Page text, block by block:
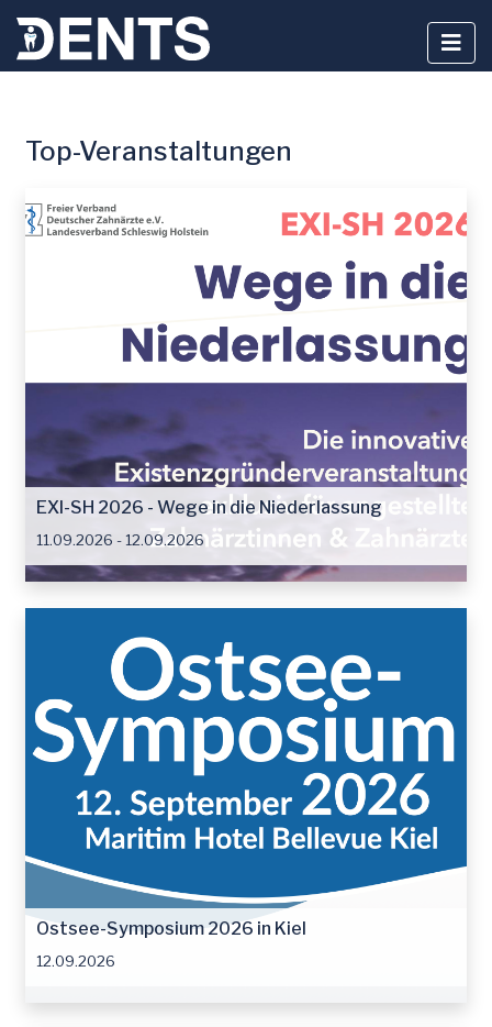
Zum
springen
Top-Veranstaltungen
EXI-SH 2026 - Wege in die Niederlassung
11.09.2026 - 12.09.2026
Ostsee-Symposium 2026 in Kiel
12.09.2026